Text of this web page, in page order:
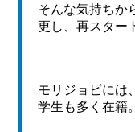
そんな気持ちか
更し、再スター
モリジョビには
学生も多く在籍。